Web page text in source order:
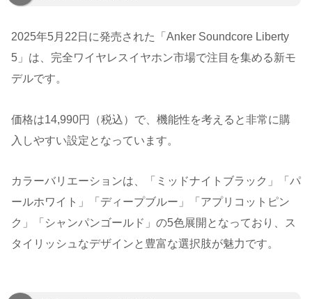
2025年5月22日に発売された「Anker Soundcore Liberty
5」は、完全ワイヤレスイヤホン市場で注目を集める新モ
デルです。
価格は14,990円（税込）で、機能性を考えると非常に購
入しやすい設定となっています。
カラーバリエーションは、「ミッドナイトブラック」「パ
ールホワイト」「ディープブルー」「アプリコットピン
ク」「シャンパンゴールド」の5色展開となっており、ス
タイリッシュなデザインと豊富な選択肢が魅力です。